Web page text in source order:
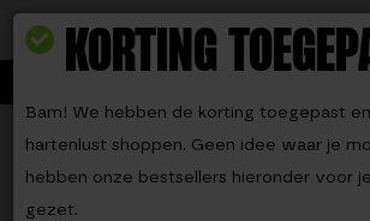
KORTING
Bam! We hebben de korting toegepast
hartenlust shoppen. Geen idee waar je
hebben onze bestsellers hieronder voor
gezet.
Toggle navigation
SUP BOARD DELUXE